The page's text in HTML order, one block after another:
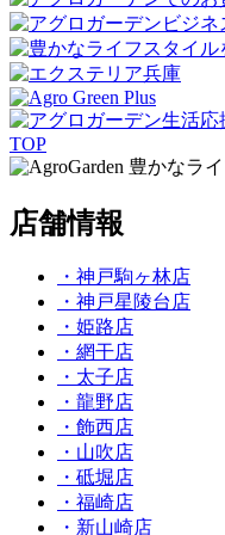
TOP
豊かなラ
店舗情報
・神戸駒ヶ林店
・神戸星陵台店
・姫路店
・網干店
・太子店
・龍野店
・飾西店
・山吹店
・砥堀店
・福崎店
・新山崎店